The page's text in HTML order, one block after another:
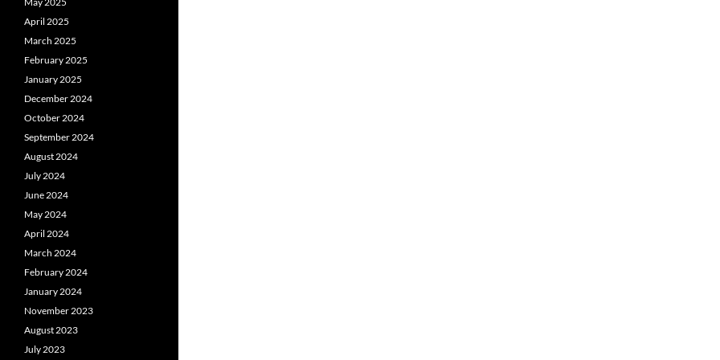
April 2025
March 2025
February 2025
January 2025
December 2024
October 2024
September 2024
August 2024
July 2024
June 2024
May 2024
April 2024
March 2024
February 2024
January 2024
November 2023
August 2023
July 2023